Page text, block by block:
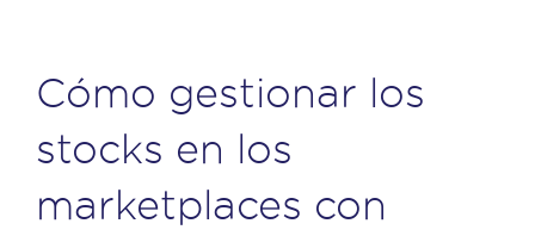
Cómo gestionar los
stocks en los
marketplaces con